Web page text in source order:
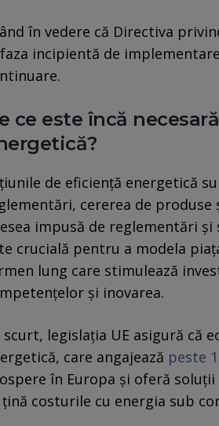
în vedere că Directiva
incipientă de
ce este încă
de eficiență energetică
cererea de
impusă de reglementări
crucială pentru a modela
lung care stimulează
și inovarea.
scurt, legislația UE asigură că
care angajează peste
în Europa și oferă
costurile cu energia sub